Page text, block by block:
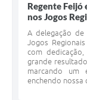
Regente Feijó
nos Jogos
A delegação de
Jogos
com
grande
marcando um
enchendo nossa